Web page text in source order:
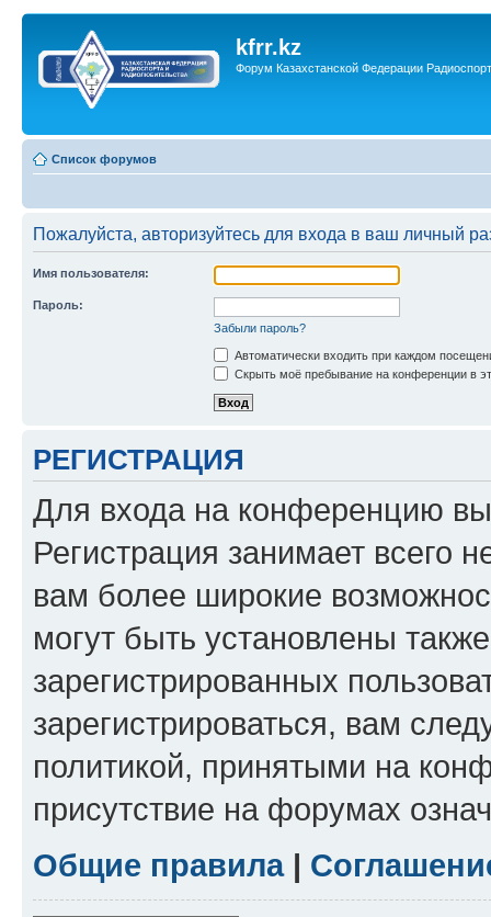
kfrr.kz
Форум Казахстанской Федерации
Список форумов
Пожалуйста, авторизуйтесь для входа в ваш личный
Имя пользователя:
Пароль:
Забыли пароль?
Автоматически входить при каждом
Скрыть моё пребывание на конференции в
РЕГИСТРАЦИЯ
Для входа на конференцию
Регистрация занимает всего
вам более широкие
могут быть установлены
зарегистрированных
зарегистрироваться, вам
политикой, принятыми на
присутствие на форумах
Общие правила|